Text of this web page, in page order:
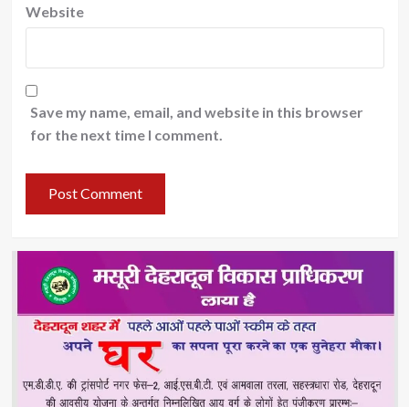
Website
Save my name, email, and website in this browser
for the next time I comment.